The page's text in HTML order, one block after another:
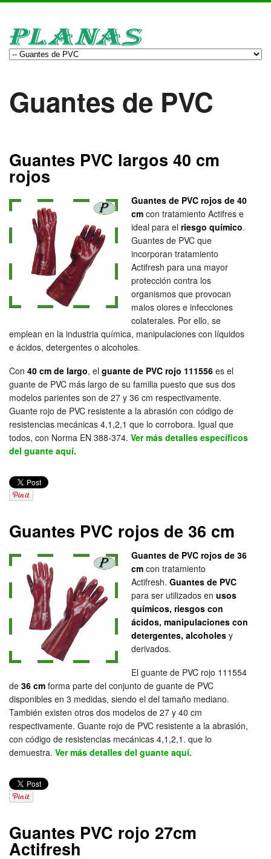
Guantes de PVC
Guantes PVC largos 40 cm
rojos
Guantes de PVC rojos de 40
cm con tratamiento Actifres e
ideal para el riesgo químico.
Guantes de PVC que
incorporan tratamiento
Actifresh para una mayor
protección contra los
organismos que provocan
malos olores e infecciones
colaterales. Por ello, se
emplean en la industria química, manipulaciones con líquidos
e ácidos, detergentes o alcoholes.
Con 40 cm de largo, el guante de PVC rojo 111556 es el
guante de PVC más largo de su familia puesto que sus dos
modelos parientes son de 27 y 36 cm respectivamente.
Guante rojo de PVC resistente a la abrasión con código de
resistencias mecánicas 4,1,2,1 que lo corrobora. Igual que
todos, con Norma EN 388-374. Ver más detalles específicos
del guante aquí.
Guantes PVC rojos de 36 cm
Guantes de PVC rojos de 36
cm con tratamiento
Actifresh. Guantes de PVC
para ser utilizados en usos
químicos, riesgos con
ácidos, manipulaciones con
detergentes, alcoholes y
derivados.
El guante de PVC rojo 111554
de 36 cm forma parte del conjunto de guante de PVC
disponibles en 3 medidas, siendo el del tamaño mediano.
También existen otros dos modelos de 27 y 40 cm
respectivamente. Guante rojo de PVC resistente a la abrasión,
con código de resistencias mecánicas 4,1,2,1. que lo
demuestra. Ver más detalles del guante aquí.
Guantes PVC rojo 27cm
Actifresh